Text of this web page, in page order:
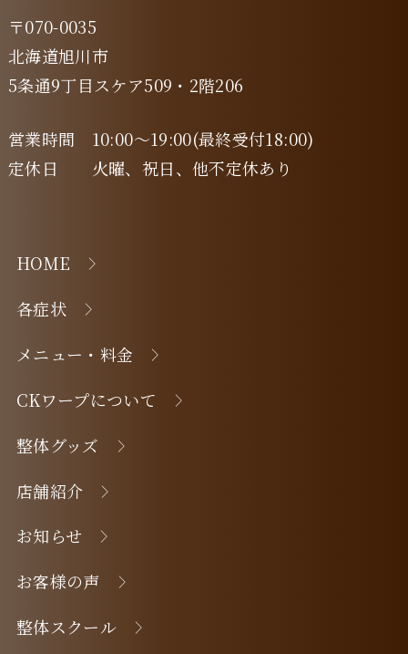
〒070-0035
北海道旭川市
5条通9丁目スケア509・2階206
営業時間 10:00～19:00(最終受付18:00)
定休日 火曜、祝日、他不定休あり
HOME
各症状
メニュー・料金
CKワープについて
整体グッズ
店舗紹介
お知らせ
お客様の声
整体スクール